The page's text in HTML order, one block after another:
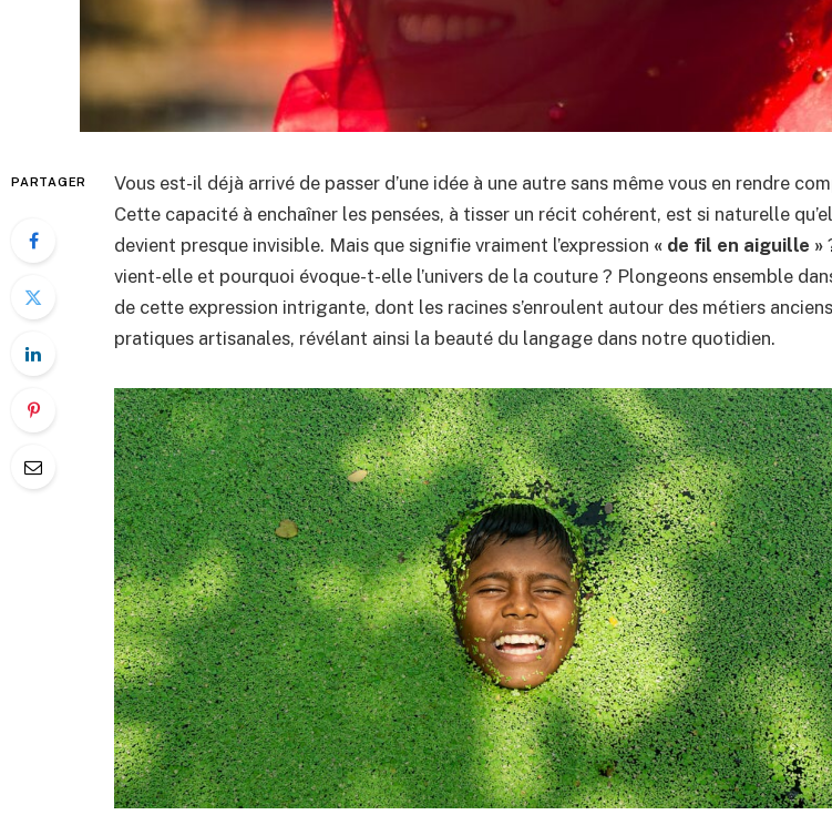
PARTAGER
Vous est-il déjà arrivé de passer d’une idée à une autre sans même vous en rendre
Cette capacité à enchaîner les pensées, à tisser un récit cohérent, est si naturelle
devient presque invisible. Mais que signifie vraiment l’expression « de fil en aiguille »
vient-elle et pourquoi évoque-t-elle l’univers de la couture ? Plongeons ensemble
de cette expression intrigante, dont les racines s’enroulent autour des métiers
pratiques artisanales, révélant ainsi la beauté du langage dans notre quotidien.